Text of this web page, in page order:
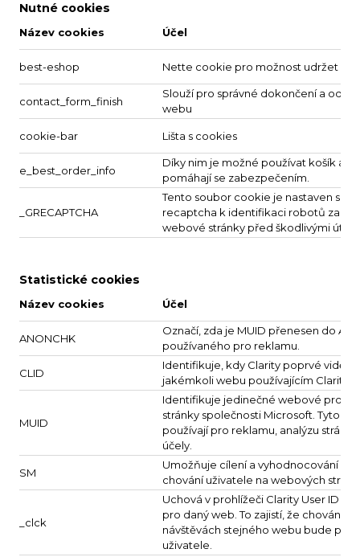
Nutné cookies
Název cookies Účel
best-eshop Nette cookie pro možnost udržet
contact_form_finish
Slouží pro správné dokončení a
webu
cookie-bar Lišta s cookies
e_best_order_info
Díky nim je možné používat košík a
pomáhají se zabezpečením.
_GRECAPTCHA
Tento soubor cookie je nastaven
recaptcha k identifikaci robotů za
webové stránky před škodlivými
Statistické cookies
Název cookies Účel
ANONCHK
Označí, zda je MUID přenesen do
používaného pro reklamu.
CLID
Identifikuje, kdy Clarity poprvé viděla
jakémkoli webu používajícím Clarity.
MUID
Identifikuje jedinečné webové
stránky společnosti Microsoft. Tyto
používají pro reklamu, analýzu
účely.
SM
Umožňuje cílení a vyhodnocování
chování uživatele na webových
_clck
Uchová v prohlížeči Clarity User ID a
pro daný web. To zajistí, že chování
návštěvách stejného webu bude
uživatele.